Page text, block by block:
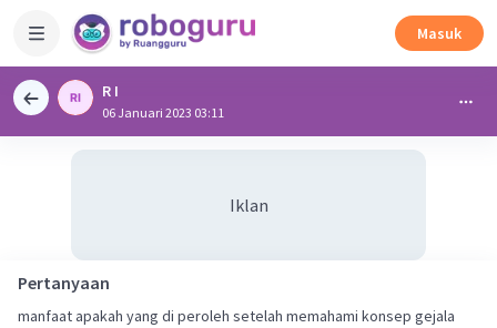
Masuk
R I
06 Januari 2023 03:11
Iklan
Pertanyaan
manfaat apakah yang di peroleh setelah memahami konsep gejala